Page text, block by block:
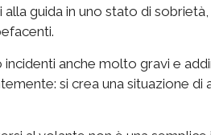
guida in uno stato di
anche molto gravi e
si crea una situazione di